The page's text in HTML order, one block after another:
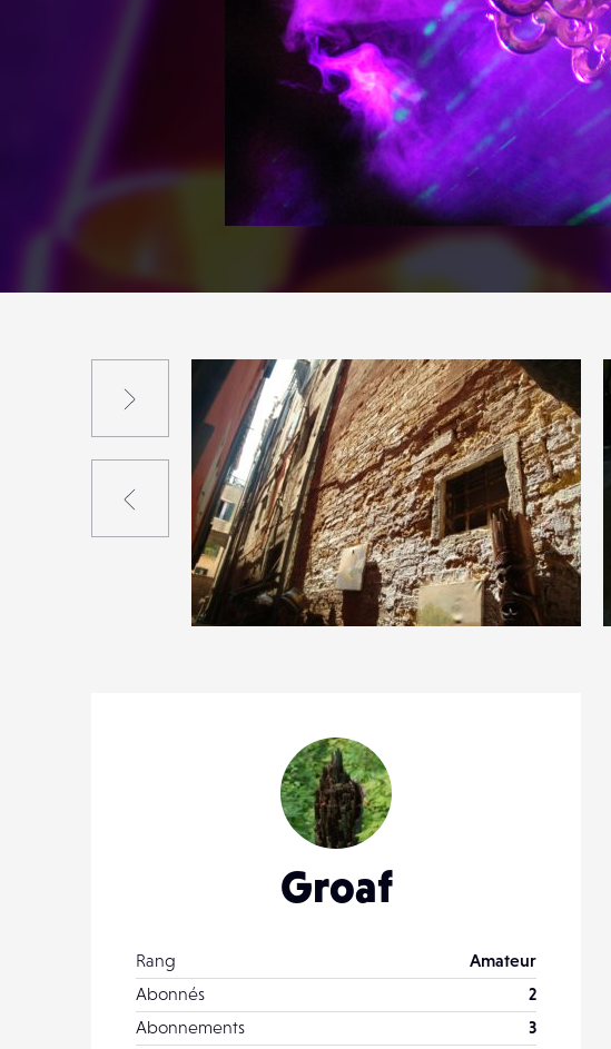
11
Précédent
Groaf
Rang
Amateur
Abonnés
2
Abonnements
3